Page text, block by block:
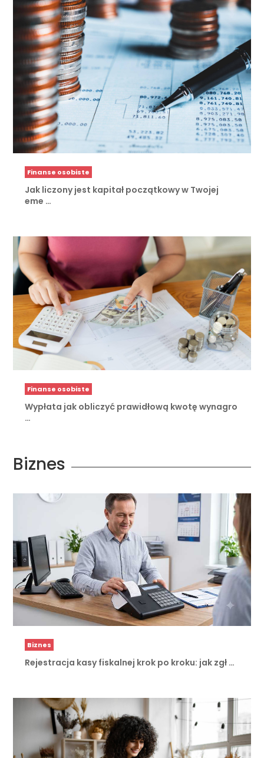
Finanse osobiste
Jak liczony jest kapitał początkowy w Twojej
eme …
Finanse osobiste
Wypłata jak obliczyć prawidłową kwotę wynagro
…
Biznes
Biznes
Rejestracja kasy fiskalnej krok po kroku: jak zgł …